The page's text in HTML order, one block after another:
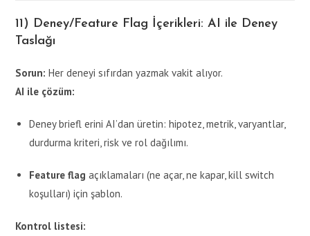
11) Deney/Feature Flag İçerikleri: AI ile Deney
Taslağı
Sorun: Her deneyi sıfırdan yazmak vakit alıyor.
AI ile çözüm:
Deney briefl erini AI’dan üretin: hipotez, metrik, varyantlar,
durdurma kriteri, risk ve rol dağılımı.
Feature flag açıklamaları (ne açar, ne kapar, kill switch
koşulları) için şablon.
Kontrol listesi: